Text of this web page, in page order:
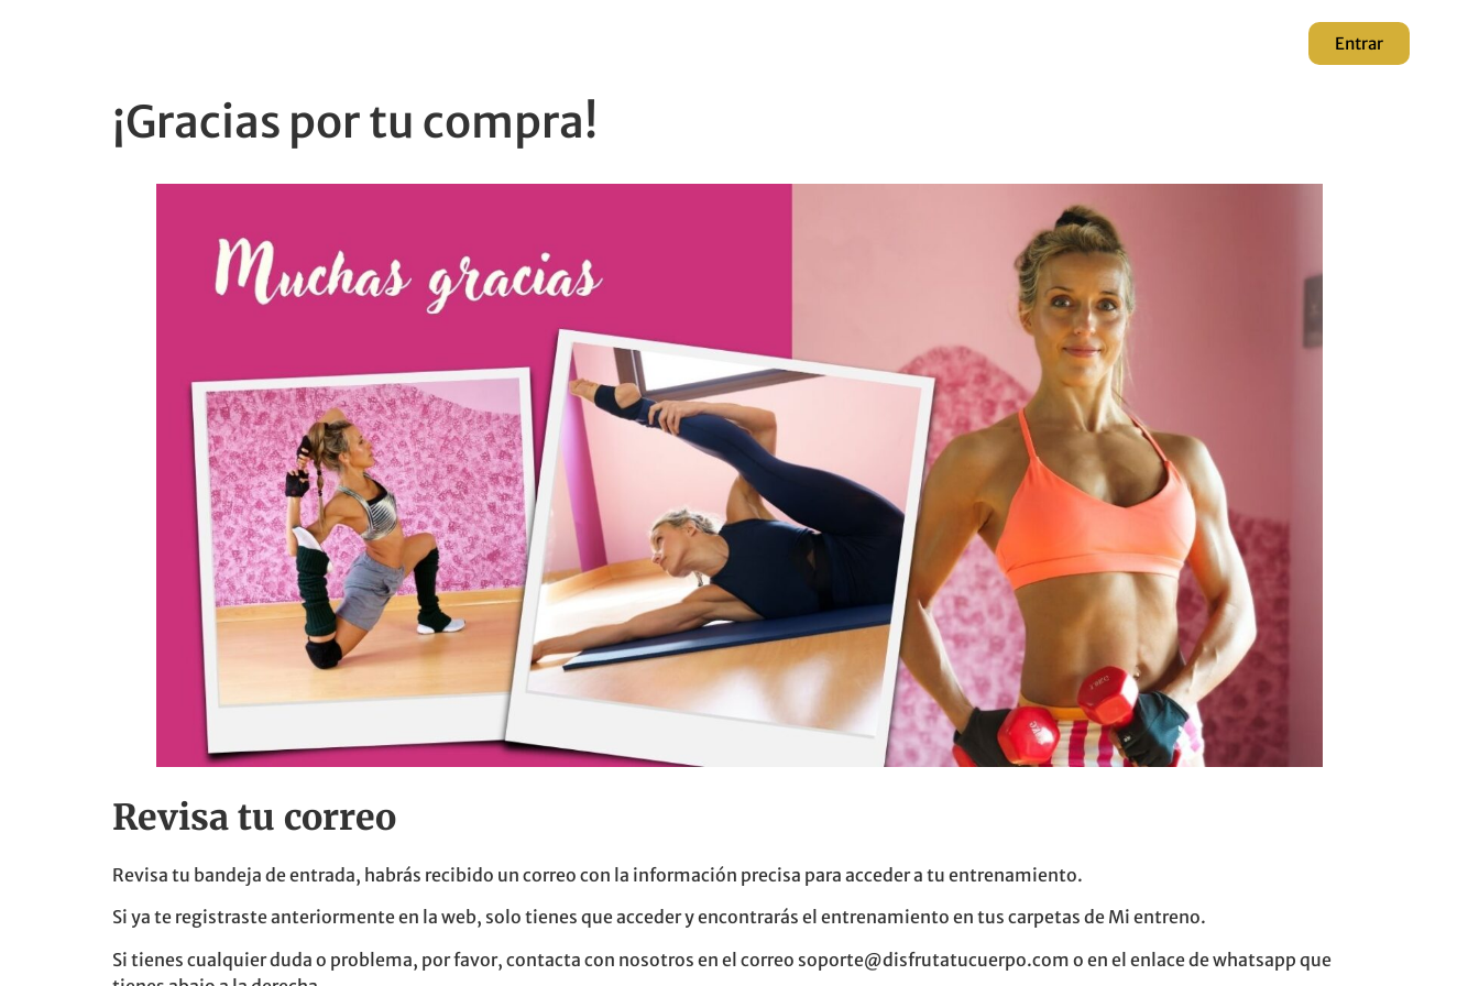
Entrar
¡Gracias por tu compra!
Revisa tu correo
Revisa tu bandeja de entrada, habrás recibido un correo con la información precisa para acceder a tu entrenamiento.
Si ya te registraste anteriormente en la web, solo tienes que acceder y encontrarás el entrenamiento en tus carpetas de Mi entreno.
Si tienes cualquier duda o problema, por favor, contacta con nosotros en el correo soporte@disfrutatucuerpo.com o en el enlace de whatsapp que